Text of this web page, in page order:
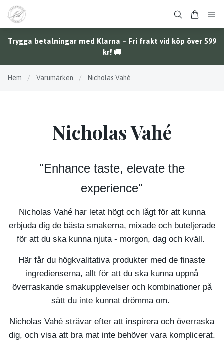
Trygga betalningar med Klarna – Fri frakt vid köp över 599
kr! 🚚
Hem / Varumärken / Nicholas Vahé
Nicholas Vahé
"Enhance taste, elevate the
experience"
Nicholas Vahé har letat högt och lågt för att kunna
erbjuda dig de bästa smakerna, mixade och buteljerade
för att du ska kunna njuta - morgon, dag och kväll.
Här får du högkvalitativa produkter med de finaste
ingredienserna, allt för att du ska kunna uppnå
överraskande smakupplevelser och kombinationer på
sätt du inte kunnat drömma om.
Nicholas Vahé strävar efter att inspirera och överraska
dig, och visa att bra mat inte behöver vara komplicerat.